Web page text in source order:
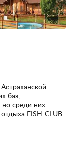
баз,
но среди них
FISH-CLUB.